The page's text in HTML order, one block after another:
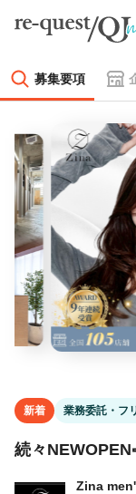
募集要項
新着 業務委託・フ
続々
Zina